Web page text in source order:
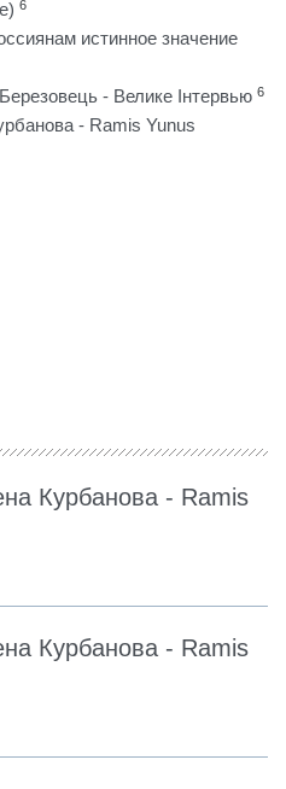
6
истинное значение
- Велике Інтервью 6
- Ramis Yunus
Курбанова - Ramis
Курбанова - Ramis